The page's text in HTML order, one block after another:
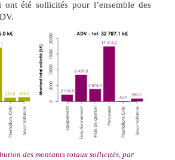
été sollicités pour l’ensemble des
des montants totaux sollicités, par